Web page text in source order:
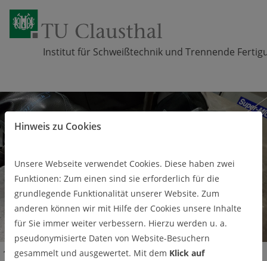
Zum Inhalt springen
Institut für Schweißtechnik und Trennende
Studium Projekt- und Abschlussarbeiten
Hinweis zu Cookies
Unsere Webseite verwendet Cookies. Diese haben zwei
Funktionen: Zum einen sind sie erforderlich für die
grundlegende Funktionalität unserer Website. Zum
anderen können wir mit Hilfe der Cookies unsere Inhalte
für Sie immer weiter verbessern. Hierzu werden u. a.
pseudonymisierte Daten von Website-Besuchern
gesammelt und ausgewertet. Mit dem Klick auf